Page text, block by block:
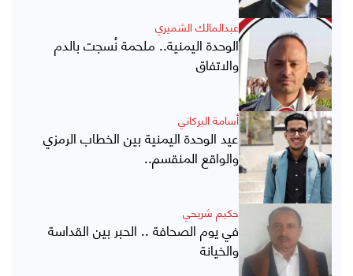
عبدالمالك الشميري
الوحدة اليمنية.. ملحمة نُسجت بالدم
والاتفاق
أسامة البركاني
عيد الوحدة اليمنية بين الخطاب الرمزي
والواقع المنقسم..
حكيم شريحي
في يوم الصحافة .. الحبر بين القداسة
والخيانة